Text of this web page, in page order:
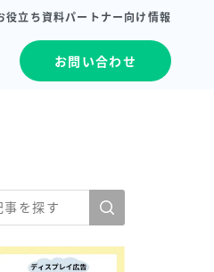
役立ち資料パートナー向け情報
お問い合わせ